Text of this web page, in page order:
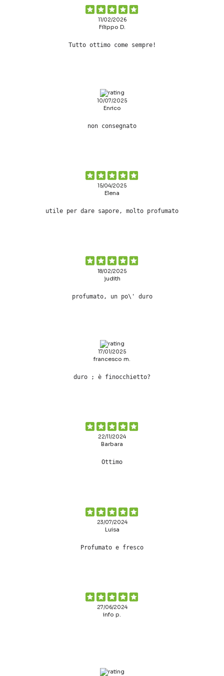
11/02/2026
Filippo D.
Tutto ottimo come sempre!
10/07/2025
Enrico
non consegnato
15/04/2025
Elena
utile per dare sapore, molto profumato
18/02/2025
judith
profumato, un po\' duro
17/01/2025
francesco m.
duro ; è finocchietto?
22/11/2024
Barbara
Ottimo
23/07/2024
Luisa
Profumato e fresco
27/06/2024
info p.